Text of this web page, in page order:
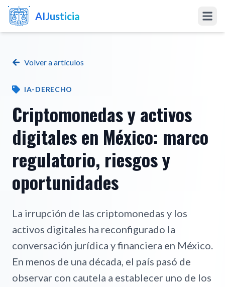
AIJusticia
Software a la Medida
Software Abogados
Marketing IA
Volver a artículos
IA-DERECHO
Criptomonedas y activos
digitales en México: marco
regulatorio, riesgos y
oportunidades
La irrupción de las criptomonedas y los
activos digitales ha reconfigurado la
conversación jurídica y financiera en México.
En menos de una década, el país pasó de
observar con cautela a establecer uno de los